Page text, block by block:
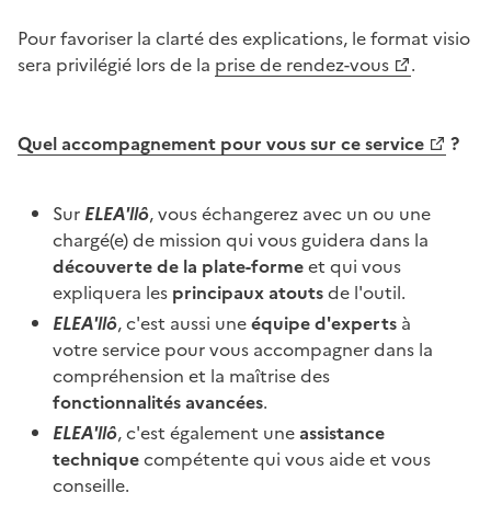
Pour favoriser la clarté des explications, le format visio
sera privilégié lors de la prise de rendez-vous .
Quel accompagnement pour vous sur ce service ?
Sur ELEA'llô, vous échangerez avec un ou une
chargé(e) de mission qui vous guidera dans la
découverte de la plate-formeet qui vous
expliquera les principaux atoutsde l'outil.
ELEA'llô, c'est aussi uneéquipe d'experts à
votre service pour vous accompagner dans la
compréhension et la maîtrise des
fonctionnalités avancées.
ELEA'llô, c'est également uneassistance
techniquecompétente qui vous aide et vous
conseille.